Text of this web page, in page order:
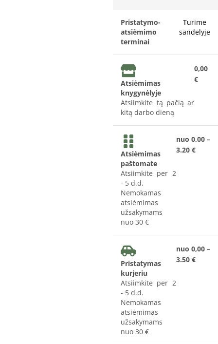
Pristatymo-
atsiėmimo
terminai
Turime
sandelyje
Atsiėmimas
knygynėlyje
Atsiimkite tą pačią ar
kitą darbo dieną
0,00
€
Atsiėmimas
paštomate
Atsiimkite per 2
- 5 d.d.
Nemokamas
atsiėmimas
užsakymams
nuo 30 €
nuo 0,00 –
3.20 €
Pristatymas
kurjeriu
Atsiimkite per 2
- 5 d.d.
Nemokamas
atsiėmimas
užsakymams
nuo 30 €
nuo 0,00 –
3.50 €